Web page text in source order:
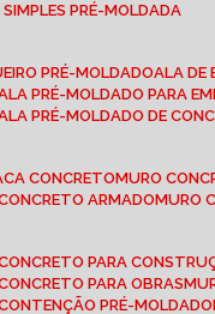
SIMPLES PRÉ-MOLDADA
PRÉ-MOLDADO ALA
ALA PRÉ-MOLDADO PARA
ALA PRÉ-MOLDADO DE
CONCRETO
MURO
CONCRETO ARMADO
MURO
CONCRETO PARA
CONCRETO PARA OBRAS
CONTENÇÃO PRÉ-MOLDADO